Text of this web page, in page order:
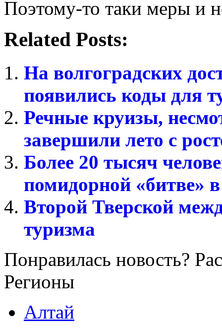
Поэтому-то таки меры и
Related Posts:
На волгоградских
появились коды для
Речные круизы,
завершили лето с
Более 20 тысяч
помидорной «битве»
Второй Тверской
туризма
Понравилась новость?
Регионы
Алтай